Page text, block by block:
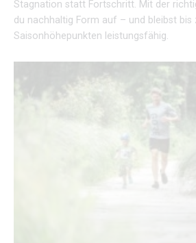
Stagnation statt Fortschritt. Mit der
du nachhaltig Form auf – und bleibst bis
Saisonhöhepunkten leistungsfähig.